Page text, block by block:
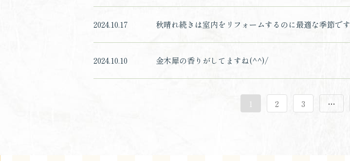
2024.10.17 秋晴れ続きは室内をリフォームするのに最適な季節です
2024.10.10 金木犀の香りがしてますね(^^)/
1 2 3 …